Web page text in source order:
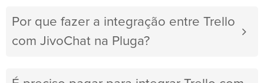
Por que fazer a integração entre Trello
com JivoChat na Pluga?